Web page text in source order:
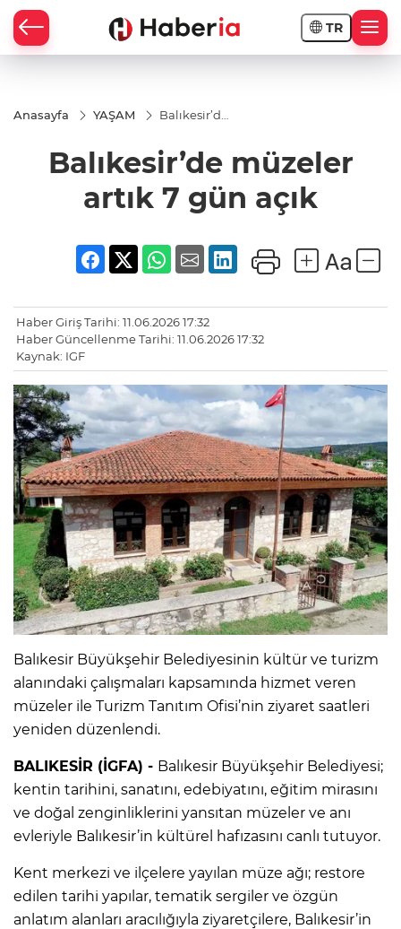
TR
Anasayfa YAŞAM
Balıkesir’de
açık
Balıkesir’de müzeler
artık 7 gün açık
Haber Giriş Tarihi: 11.06.2026 17:32
Haber Güncellenme Tarihi: 11.06.2026 17:32
Kaynak: IGF
Balıkesir Büyükşehir Belediyesinin kültür ve turizm
alanındaki çalışmaları kapsamında hizmet veren
müzeler ile Turizm Tanıtım Ofisi’nin ziyaret saatleri
yeniden düzenlendi.
BALIKESİR (İGFA) - Balıkesir Büyükşehir Belediyesi;
kentin tarihini, sanatını, edebiyatını, eğitim mirasını
ve doğal zenginliklerini yansıtan müzeler ve anı
evleriyle Balıkesir’in kültürel hafızasını canlı tutuyor.
Kent merkezi ve ilçelere yayılan müze ağı; restore
edilen tarihi yapılar, tematik sergiler ve özgün
anlatım alanları aracılığıyla ziyaretçilere, Balıkesir’in